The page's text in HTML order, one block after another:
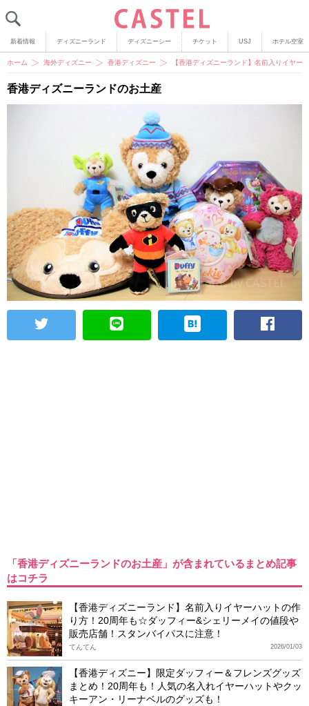
新着情報 ディズニーランド ディズニーシー チケット USJ ホテル空室
ホーム 海外ディズニー 香港ディズニー 【香港ディズニーランド】名前入りイヤ
香港ディズニーランドのお土産
「香港ディズニーランドのお土産」が含まれているまとめ記事
はコチラ
【香港ディズニーランド】名前入りイヤーハットの作
り方！20周年も☆ダッフィー&シェリーメイの値段や
販売店舗！スタンバイパスに注意！
2026/01/03
てんてん
【香港ディズニー】限定ダッフィー＆フレンズグッズ
まとめ！20周年も！人気の名入れイヤーハットやクッ
キーアン・リーナベルのグッズも！